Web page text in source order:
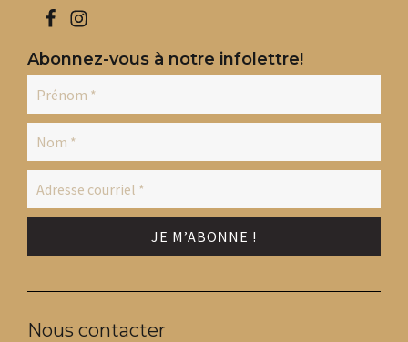
Abonnez-vous à notre infolettre!
Nous contacter